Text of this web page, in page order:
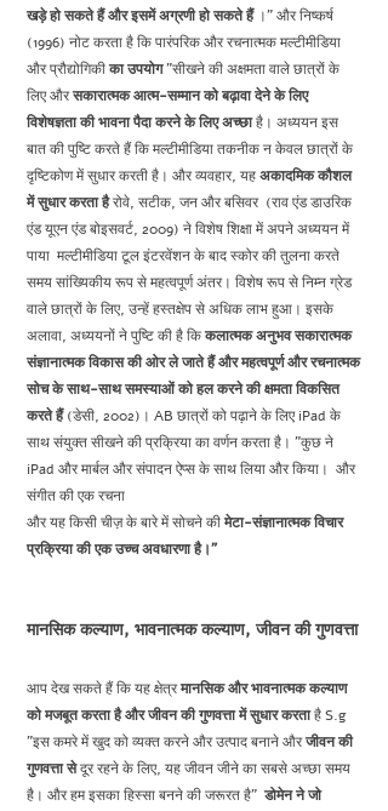
खड़े हो सकते हैं और इसमें अग्रणी हो सकते हैं।" और निष्कर्ष
(1996) नोट करता है कि पारंपरिक और रचनात्मक मल्टीमीडिया
और प्रौद्योगिकीका उपयोग"सीखने की अक्षमता वाले छात्रों के
लिए औरसकारात्मक आत्म-सम्मान को बढ़ावा देने केलिए
विशेषज्ञता की भावना पैदा करने के लिए अच्छाहै। अध्ययन इस
बात की पुष्टि करते हैं कि मल्टीमीडिया तकनीक न केवल छात्रों के
दृष्टिकोण में सुधार करती है। और व्यवहार, यहअकादमिक कौशल
में सुधार करता हैरोवे, सटीक, जन और बसिवर (राव एंड डाउरिक
एंड यूएन एंड बोइसवर्ट, 2009) ने विशेष शिक्षा में अपने अध्ययन में
पाया मल्टीमीडिया टूल इंटरवेंशन के बाद स्कोर की तुलना करते
समय सांख्यिकीय रूप से महत्वपूर्ण अंतर। विशेष रूप से निम्न ग्रेड
वाले छात्रों के लिए, उन्हें हस्तक्षेप से अधिक लाभ हुआ। इसके
अलावा, अध्ययनों ने पुष्टि की है किकलात्मक अनुभवसकारात्मक
संज्ञानात्मक विकास की ओर ले जाते हैं और महत्वपूर्ण और रचनात्मक
सोच के साथ-साथ समस्याओं को हल करने की क्षमता विकसित
करते हैं(डेसी, 2002)। AB छात्रों को पढ़ाने के लिए iPad के
साथ संयुक्त सीखने की प्रक्रिया का वर्णन करता है। "कुछ ने
iPad और मार्बल और संपादन ऐप्स के साथ लिया और किया। और
संगीत की एक रचना
और यह किसी चीज़ के बारे में सोचने कीमेटा-संज्ञानात्मक विचार
प्रक्रिया की एक उच्च अवधारणा है।"
मानसिक कल्याण, भावनात्मक कल्याण, जीवन की गुणवत्ता
आप देख सकते हैं कि यह क्षेत्रमानसिक और भावनात्मक कल्याण
को मजबूत करता है और जीवन की गुणवत्ता में सुधार करताहै S.g
"इस कमरे में खुद को व्यक्त करने और उत्पाद बनाने औरजीवन की
गुणवत्ता सेदूर रहने के लिए, यह जीवन जीने का सबसे अच्छा समय
है। और हम इसका हिस्सा बनने की जरूरत है" डोमेन ने जो